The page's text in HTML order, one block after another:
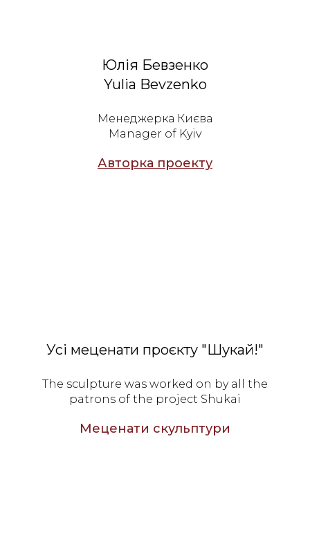
Юлія Бевзенко
Yulia Bevzenko
Менеджерка Києва
Manager of Kyiv
Авторка проекту
Усі меценати проєкту "Шукай!"
The sculpture was worked on by all the
patrons of the project Shukai
Меценати скульптури